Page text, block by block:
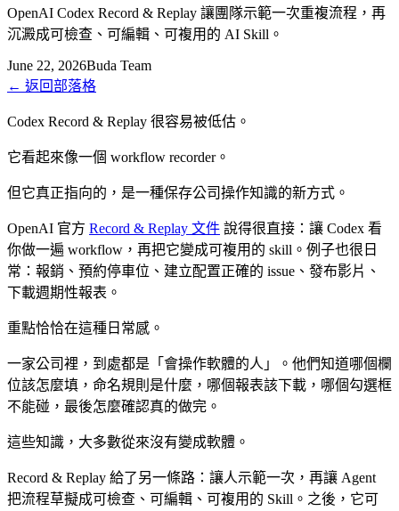
OpenAI Codex Record & Replay 讓團隊示範一次重複流程，再
沉澱成可檢查、可編輯、可複用的 AI Skill。
June 22, 2026Buda Team
← 返回部落格
Codex Record & Replay 很容易被低估。
它看起來像一個 workflow recorder。
但它真正指向的，是一種保存公司操作知識的新方式。
OpenAI 官方 Record & Replay 文件 說得很直接：讓 Codex 看
你做一遍 workflow，再把它變成可複用的 skill。例子也很日
常：報銷、預約停車位、建立配置正確的 issue、發布影片、
下載週期性報表。
重點恰恰在這種日常感。
一家公司裡，到處都是「會操作軟體的人」。他們知道哪個欄
位該怎麼填，命名規則是什麼，哪個報表該下載，哪個勾選框
不能碰，最後怎麼確認真的做完。
這些知識，大多數從來沒有變成軟體。
Record & Replay 給了另一條路：讓人示範一次，再讓 Agent
把流程草擬成可檢查、可編輯、可複用的 Skill。之後，它可